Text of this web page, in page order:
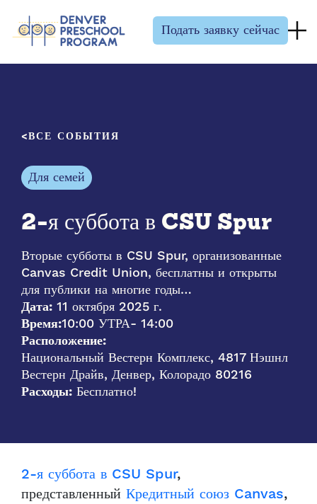
Подать заявку сейчас
ВСЕ СОБЫТИЯ
Для семей
2-я суббота в CSU Spur
Вторые субботы в CSU Spur, организованные
Canvas Credit Union, бесплатны и открыты
для публики на многие годы…
Дата: 11 октября 2025 г.
Время:10:00 УТРА- 14:00
Расположение:
Национальный Вестерн Комплекс, 4817 Нэшнл
Вестерн Драйв, Денвер, Колорадо 80216
Расходы: Бесплатно!
2-я суббота в CSU Spur,
представленный Кредитный союз Canvas,